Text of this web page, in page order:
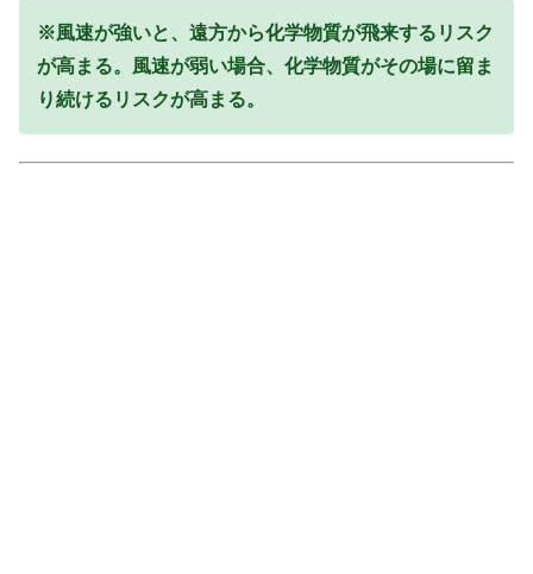
※風速が強いと、遠方から化学物質が飛来するリスク
が高まる。風速が弱い場合、化学物質がその場に留ま
り続けるリスクが高まる。